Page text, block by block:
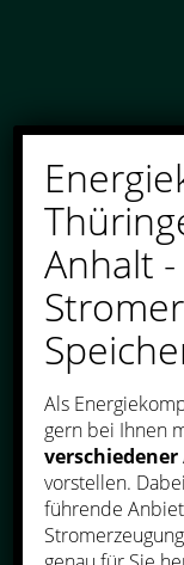
Anhalt
Als
gern bei Ihnen
verschiedener
vorstellen.
führende